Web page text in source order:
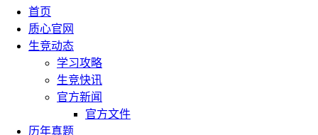
首页
质心官网
生竞动态
学习攻略
生竞快讯
官方新闻
官方文件
历年真题